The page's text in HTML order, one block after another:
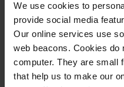
We use cookies to
provide social media
Our online services use
web beacons. Cookies do
computer. They are small
that help us to make our